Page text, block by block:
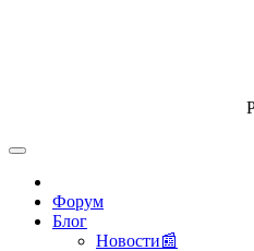
Форум
Блог
Новости📰